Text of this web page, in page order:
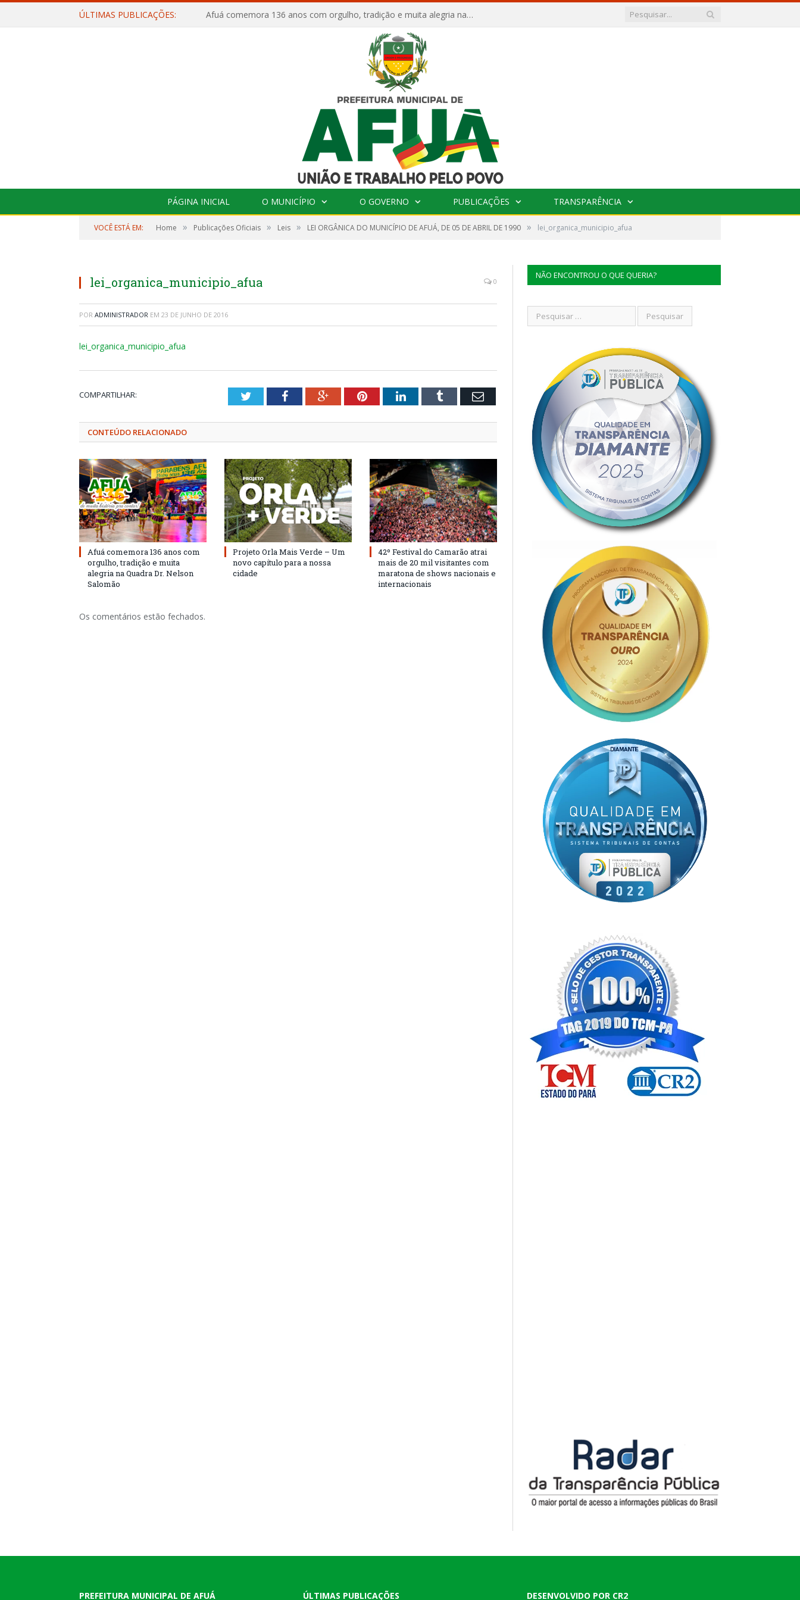
ÚLTIMAS PUBLICAÇÕES: Afuá comemora 136 anos com orgulho, tradição e muita alegria na Quadra Dr. Nelson Salomão
PÁGINA INICIAL O MUNICÍPIO O GOVERNO PUBLICAÇÕES TRANSPARÊNCIA
VOCÊ ESTÁ EM: Home » Publicações Oficiais » Leis » LEI ORGÂNICA DO MUNICÍPIO DE AFUÁ, DE 05 DE ABRIL DE 1990 » lei_organica_municipio_afua
lei_organica_municipio_afua 0
POR ADMINISTRADOR EM 23 DE JUNHO DE 2016
lei_organica_municipio_afua
COMPARTILHAR: TwitterFacebookGoogle+PinterestLinkedInTumblr Email
CONTEÚDO RELACIONADO
Afuá comemora 136 anos com
orgulho, tradição e muita
alegria na Quadra Dr. Nelson
Salomão
Projeto Orla Mais Verde – Um
novo capítulo para a nossa
cidade
42º Festival do Camarão atrai
mais de 20 mil visitantes com
maratona de shows nacionais e
internacionais
Os comentários estão fechados.
NÃO ENCONTROU O QUE QUERIA?
PREFEITURA MUNICIPAL DE AFUÁ ÚLTIMAS PUBLICAÇÕES DESENVOLVIDO POR CR2